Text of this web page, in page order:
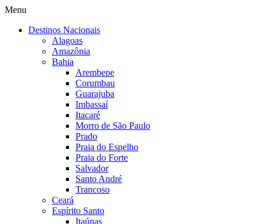
Menu
Destinos Nacionais
Alagoas
Amazônia
Bahia
Arembepe
Corumbau
Guarajuba
Imbassaí
Itacaré
Morro de São Paulo
Prado
Praia do Espelho
Praia do Forte
Salvador
Santo André
Trancoso
Ceará
Espírito Santo
Itaúnas